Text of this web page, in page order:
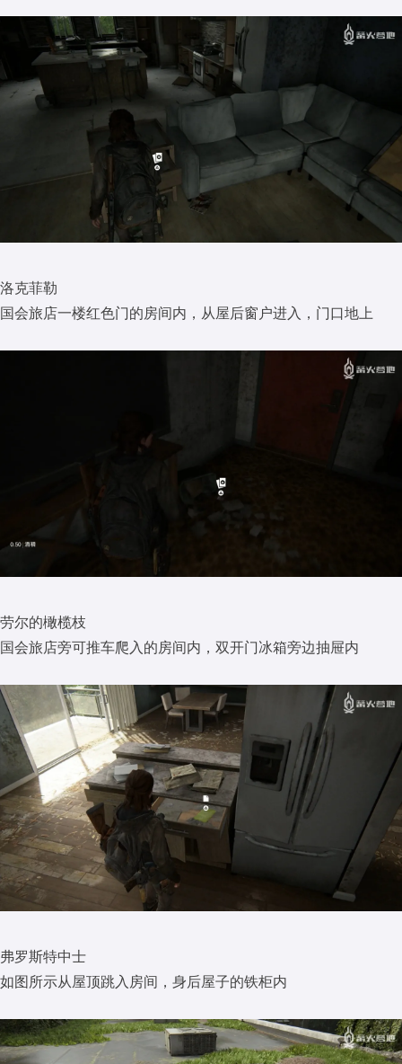
洛克菲勒
国会旅店一楼红色门的房间内，从屋后窗户进入，门口地上
劳尔的橄榄枝
国会旅店旁可推车爬入的房间内，双开门冰箱旁边抽屉内
弗罗斯特中士
如图所示从屋顶跳入房间，身后屋子的铁柜内